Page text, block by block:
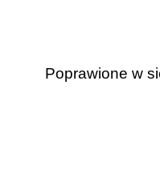
Poprawione w